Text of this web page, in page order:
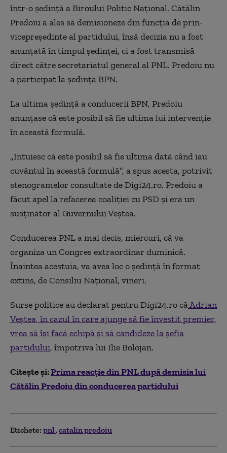
într-o ședință a Biroului Politic Național. Cătălin
Predoiu a ales să demisioneze din funcția de prin-
vicepreședinte al partidului, însă decizia nu a fost
anunțată în timpul ședinței, ci a fost transmisă
direct către secretariatul general al PNL. Predoiu nu
a participat la ședința BPN.
La ultima ședință a conducerii BPN, Predoiu
anunțase că este posibil să fie ultima lui intervenție
în această formulă.
„Intuiesc că este posibil să fie ultima dată când iau
cuvântul în această formulă”, a spus acesta, potrivit
stenogramelor consultate de Digi24.ro. Predoiu a
făcut apel la refacerea coaliției cu PSD și era un
susținător al Guvernului Veștea.
Conducerea PNL a mai decis, miercuri, că va
organiza un Congres extraordinar duminică.
Înaintea acestuia, va avea loc o ședință în format
extins, de Consiliu Național, vineri.
Surse politice au declarat pentru Digi24.ro căAdrian
Veștea, în cazul în care ajunge să fie învestit premier,
vrea să își facă echipă și să candideze la șefia
partidului, împotriva lui Ilie Bolojan.
Citește și:Prima reacție din PNL după demisia lui
Cătălin Predoiu din conducerea partidului
Etichete: pnl catalin predoiu